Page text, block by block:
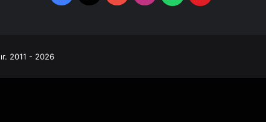
2011 - 2026